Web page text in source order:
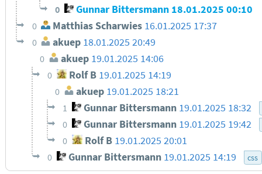
0 Gunnar Bittersmann 18.01.2025 00:10
0 Matthias Scharwies 16.01.2025 17:37
0 akuep 18.01.2025 20:49
0 akuep 19.01.2025 14:06
0 Rolf B 19.01.2025 14:19
0 akuep 19.01.2025 18:21
1 Gunnar Bittersmann 19.01.2025 18:32
0 Gunnar Bittersmann 19.01.2025 19:42
0 Rolf B 19.01.2025 20:01
0 Gunnar Bittersmann 19.01.2025 14:19 css